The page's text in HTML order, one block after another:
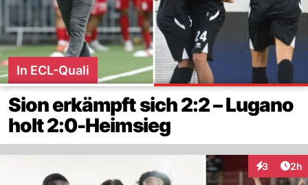
In ECL-Quali
Sion erkämpft sich 2:2 – Lugano
holt 2:0-Heimsieg
3 2h